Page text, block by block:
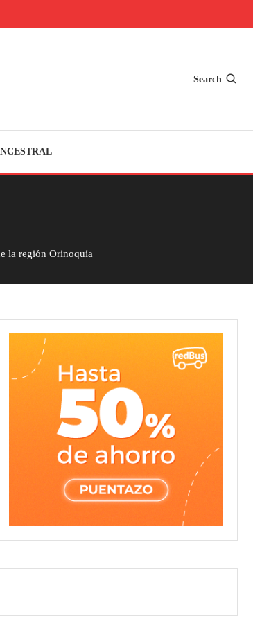
Search
la región Orinoquía